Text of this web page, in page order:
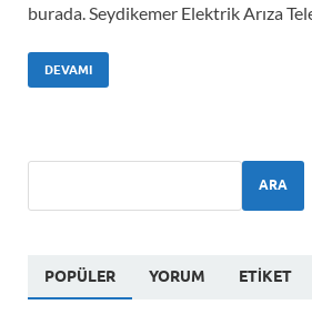
burada. Seydikemer Elektrik Arıza
DEVAMI
ARA
POPÜLER YORUM ETIKET